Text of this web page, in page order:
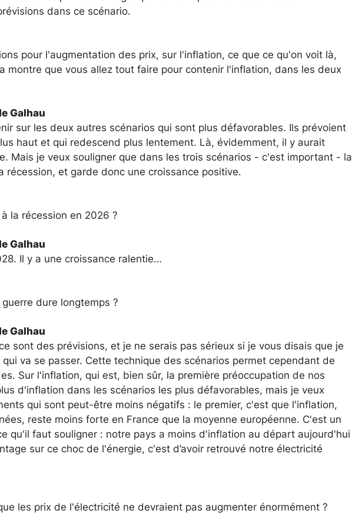
dans ce scénario.
pour l'augmentation des prix, sur l'inflation, ce que ce qu'on voit là,
montre que vous allez tout faire pour contenir l'inflation, dans les deux
Galhau
sur les deux autres scénarios qui sont plus défavorables. Ils prévoient
haut et qui redescend plus lentement. Là, évidemment, il y aurait
Mais je veux souligner que dans les trois scénarios - c'est important - la
récession, et garde donc une croissance positive.
la récession en 2026 ?
Galhau
Il y a une croissance ralentie…
dure longtemps ?
Galhau
sont des prévisions, et je ne serais pas sérieux si je vous disais que je
va se passer. Cette technique des scénarios permet cependant de
Sur l'inflation, qui est, bien sûr, la première préoccupation de nos
d'inflation dans les scénarios les plus défavorables, mais je veux
qui sont peut-être moins négatifs : le premier, c'est que l'inflation,
reste moins forte en France que la moyenne européenne. C'est un
qu'il faut souligner : notre pays a moins d'inflation au départ aujourd'hui
sur ce choc de l'énergie, c'est d’avoir retrouvé notre électricité
les prix de l'électricité ne devraient pas augmenter énormément ?